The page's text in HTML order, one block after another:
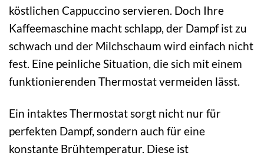
köstlichen Cappuccino servieren. Doch Ihre
Kaffeemaschine macht schlapp, der Dampf ist zu
schwach und der Milchschaum wird einfach nicht
fest. Eine peinliche Situation, die sich mit einem
funktionierenden Thermostat vermeiden lässt.
Ein intaktes Thermostat sorgt nicht nur für
perfekten Dampf, sondern auch für eine
konstante Brühtemperatur. Diese ist